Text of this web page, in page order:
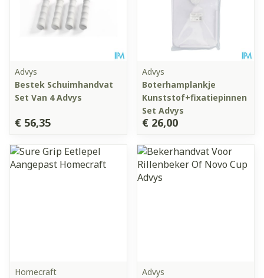
Advys
Bestek Schuimhandvat
Set Van 4 Advys
€ 56,35
Advys
Boterhamplankje
Kunststof+fixatiepinnen
Set Advys
€ 26,00
Homecraft
Advys